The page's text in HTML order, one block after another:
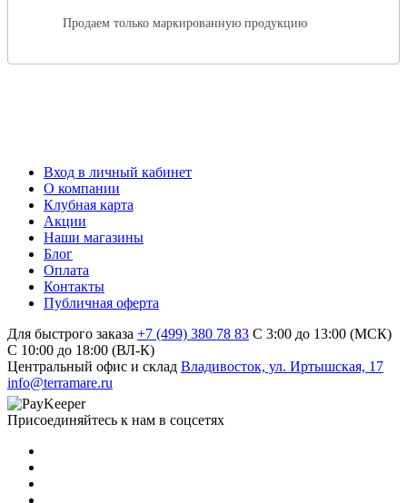
Продаем только маркированную продукцию
Вход в личный кабинет
О компании
Клубная карта
Акции
Наши магазины
Блог
Оплата
Контакты
Публичная оферта
Для быстрого заказа +7 (499) 380 78 83 С 3:00 до 13:00 (МСК)
C 10:00 до 18:00 (ВЛ-К)
Центральный офис и склад Владивосток, ул. Иртышская, 17
info@terramare.ru
Присоединяйтесь к нам в соцсетях